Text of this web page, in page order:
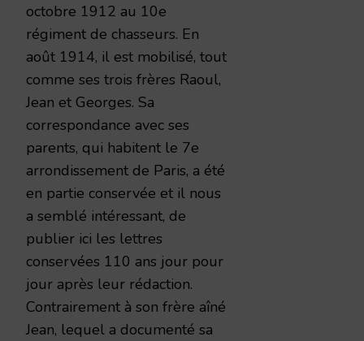
octobre 1912 au 10e
régiment de chasseurs. En
août 1914, il est mobilisé, tout
comme ses trois frères Raoul,
Jean et Georges. Sa
correspondance avec ses
parents, qui habitent le 7e
arrondissement de Paris, a été
en partie conservée et il nous
a semblé intéressant, de
publier ici les lettres
conservées 110 ans jour pour
jour après leur rédaction.
Contrairement à son frère aîné
Jean, lequel a documenté sa